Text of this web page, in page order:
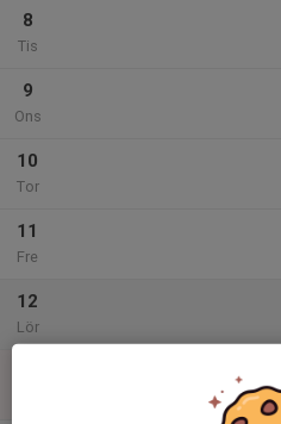
8
Tis
9
Ons
10
Tor
11
Fre
12
Lör